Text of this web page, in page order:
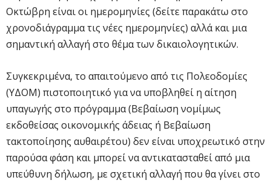
Οκτώβρη είναι οι ημερομηνίες (δείτε παρακάτω στο
χρονοδιάγραμμα τις νέες ημερομηνίες) αλλά και μια
σημαντική αλλαγή στο θέμα των δικαιολογητικών.
Συγκεκριμένα, το απαιτούμενο από τις Πολεοδομίες
(ΥΔΟΜ) πιστοποιητικό για να υποβληθεί η αίτηση
υπαγωγής στο πρόγραμμα (Βεβαίωση νομίμως
εκδοθείσας οικονομικής άδειας ή Βεβαίωση
τακτοποίησης αυθαιρέτου) δεν είναι υποχρεωτικό στην
παρούσα φάση και μπορεί να αντικατασταθεί από μια
υπεύθυνη δήλωση, με σχετική αλλαγή που θα γίνει στο